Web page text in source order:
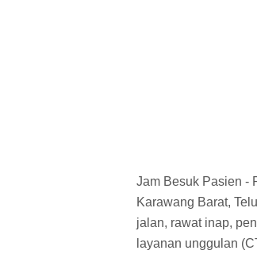
Jam Besuk Pasien -
Karawang Barat,
jalan, rawat inap,
layanan unggulan